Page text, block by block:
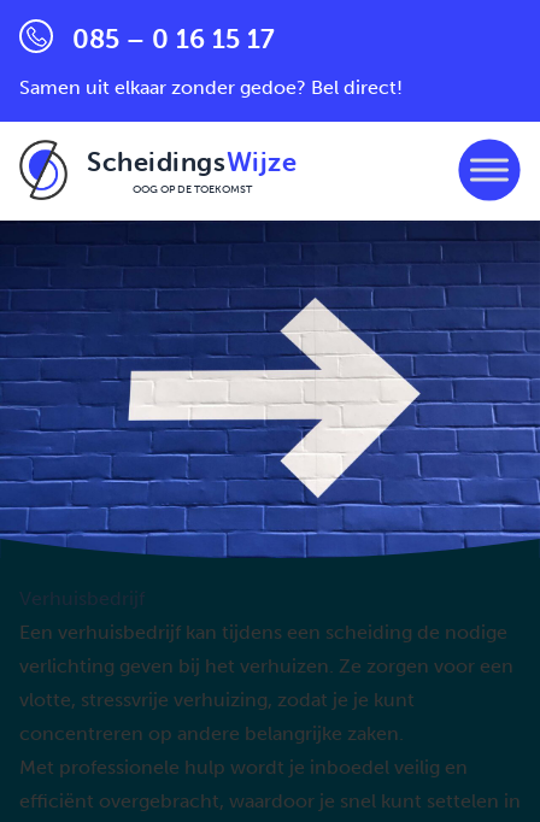
085 – 0 16 15 17
Samen uit elkaar zonder gedoe? Bel direct!
ScheidingsWijze
OOG OP DE TOEKOMST
Verhuisbedrijf
Een verhuisbedrijf kan tijdens een scheiding de nodige
verlichting geven bij het verhuizen. Ze zorgen voor een
vlotte, stressvrije verhuizing, zodat je je kunt
concentreren op andere belangrijke zaken.
Met professionele hulp wordt je inboedel veilig en
efficiënt overgebracht, waardoor je snel kunt settelen in